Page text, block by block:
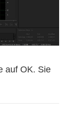
auf OK. Sie